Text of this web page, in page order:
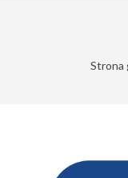
Strona